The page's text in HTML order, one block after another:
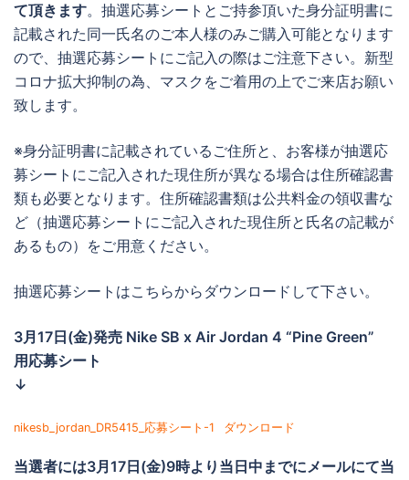
て頂きます。抽選応募シートとご持参頂いた身分証明書に
記載された同一氏名のご本人様のみご購入可能となります
ので、抽選応募シートにご記入の際はご注意下さい。新型
コロナ拡大抑制の為、マスクをご着用の上でご来店お願い
致します。
※身分証明書に記載されているご住所と、お客様が抽選応
募シートにご記入された現住所が異なる場合は住所確認書
類も必要となります。住所確認書類は公共料金の領収書な
ど（抽選応募シートにご記入された現住所と氏名の記載が
あるもの）をご用意ください。
抽選応募シートはこちらからダウンロードして下さい。
3月17日(金)発売 Nike SB x Air Jordan 4 “Pine Green”
用応募シート
↓
nikesb_jordan_DR5415_応募シート-1 ダウンロード
当選者には3月17日(金)9時より当日中までにメールにて当